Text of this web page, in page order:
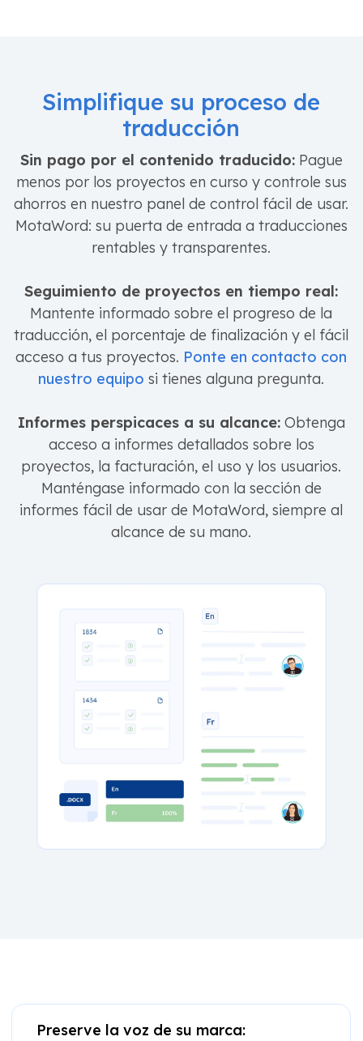
Simplifique su proceso de
traducción
Sin pago por el contenido traducido:Pague
menos por los proyectos en curso y controle sus
ahorros en nuestro panel de control fácil de usar.
MotaWord: su puerta de entrada a traducciones
rentables y transparentes.
Seguimiento de proyectos en tiempo real:
Mantente informado sobre el progreso de la
traducción, el porcentaje de finalización y el fácil
acceso a tus proyectos. Ponte en contacto con
nuestro equipo si tienes alguna pregunta.
Informes perspicaces a su alcance:Obtenga
acceso a informes detallados sobre los
proyectos, la facturación, el uso y los usuarios.
Manténgase informado con la sección de
informes fácil de usar de MotaWord, siempre al
alcance de su mano.
Preserve la voz de su marca: